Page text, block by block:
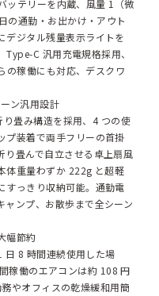
ッテリーを内蔵、風量 1（微
の通勤・お出かけ・アウト
デジタル残量表示ライトを
C 汎用充電規格採用、
の稼働にも対応、デスクワ
ン汎用設計
畳み構造を採用、4 つの使
プ装着で両手フリーの首掛
り畳んで自立させる卓上扇風
体重量わずか 222g と超軽
すっきり収納可能。通勤電
ャンプ、お散歩まで全シーン
幅節約
日 8 時間連続使用した場
稼働のエアコンは約 108 円
やオフィスの乾燥緩和用簡